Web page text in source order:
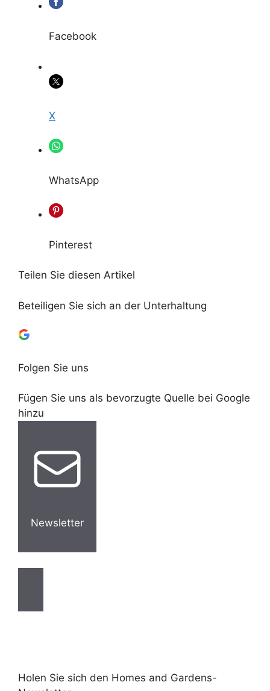
Facebook
X
WhatsApp
Pinterest
Teilen Sie diesen Artikel
Beteiligen Sie sich an der Unterhaltung
Folgen Sie uns
Fügen Sie uns als bevorzugte Quelle bei Google
hinzu
Newsletter
Holen Sie sich den Homes and Gardens-